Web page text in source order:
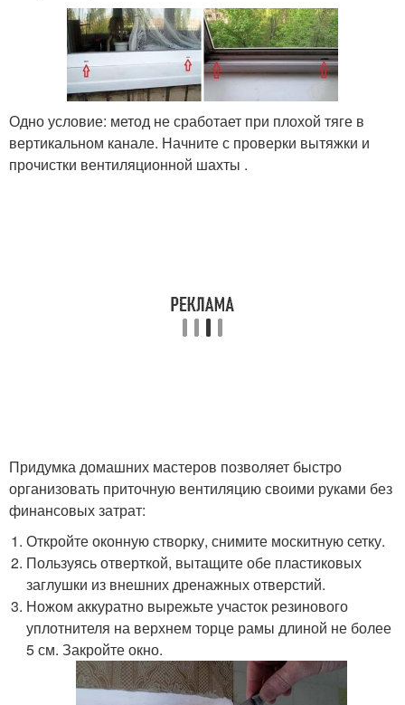
Одно условие: метод не сработает при плохой тяге в
вертикальном канале. Начните с проверки вытяжки и
прочистки вентиляционной шахты .
Придумка домашних мастеров позволяет быстро
организовать приточную вентиляцию своими руками без
финансовых затрат:
Откройте оконную створку, снимите москитную сетку.
Пользуясь отверткой, вытащите обе пластиковых
заглушки из внешних дренажных отверстий.
Ножом аккуратно вырежьте участок резинового
уплотнителя на верхнем торце рамы длиной не более
5 см. Закройте окно.